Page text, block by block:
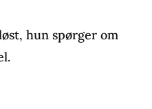
hun spørger om